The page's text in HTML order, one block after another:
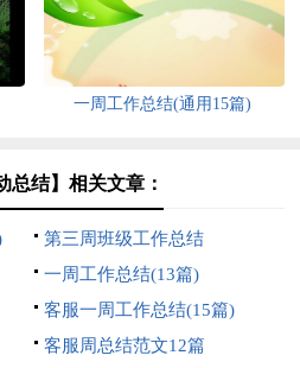
一周工作总结(通用15篇)
总结】相关文章：
第三周班级工作总结
一周工作总结(13篇)
客服一周工作总结(15篇)
客服周总结范文12篇